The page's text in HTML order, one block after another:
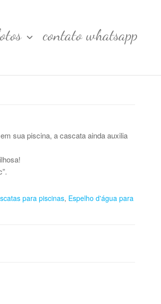
contato whatsapp
sua piscina, a cascata ainda auxilia
para piscinas, Espelho d'água para